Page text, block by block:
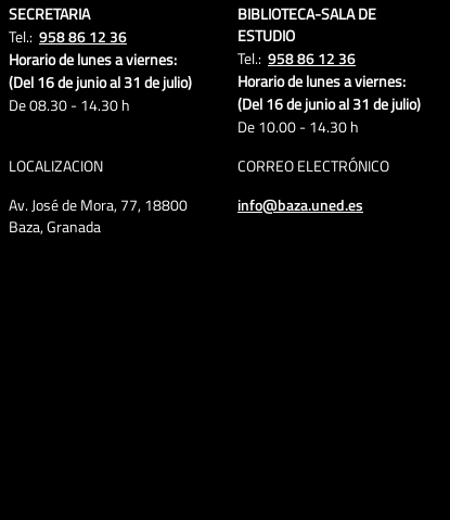
SECRETARIA
Tel.: 958 86 12 36
Horario de lunes a viernes:
(Del 16 de junio al 31 de julio)
De 08.30 - 14.30 h
BIBLIOTECA-SALA DE
ESTUDIO
Tel.: 958 86 12 36
Horario de lunes a viernes:
(Del 16 de junio al 31 de julio)
De 10.00 - 14.30 h
LOCALIZACION
Av. José de Mora, 77, 18800
Baza, Granada
CORREO ELECTRÓNICO
info@baza.uned.es